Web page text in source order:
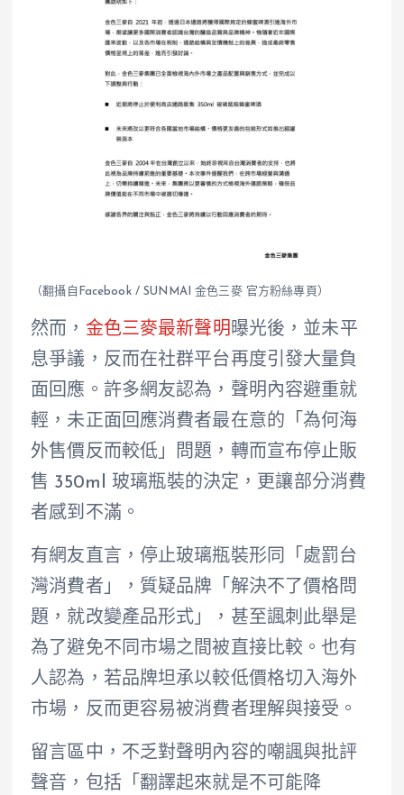
（翻攝自Facebook / SUNMAI 金色三麥 官方粉絲專頁）
然而， 金色三麥最新聲明曝光後，並未平
息爭議，反而在社群平台再度引發大量負
面回應。許多網友認為，聲明內容避重就
輕，未正面回應消費者最在意的「為何海
外售價反而較低」問題，轉而宣布停止販
售 350ml 玻璃瓶裝的決定，更讓部分消費
者感到不滿。
有網友直言，停止玻璃瓶裝形同「處罰台
灣消費者」，質疑品牌「解決不了價格問
題，就改變產品形式」，甚至諷刺此舉是
為了避免不同市場之間被直接比較。也有
人認為，若品牌坦承以較低價格切入海外
市場，反而更容易被消費者理解與接受。
留言區中，不乏對聲明內容的嘲諷與批評
聲音，包括「翻譯起來就是不可能降